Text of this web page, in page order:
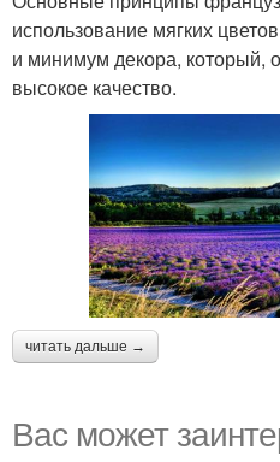
использование мягких
и минимум декора, который,
высокое качество.
читать дальше →
Вас может